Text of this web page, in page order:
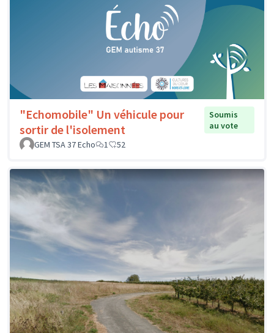
"Echomobile" Un véhicule pour
sortir de l'isolement
Soumis
au vote
GEM TSA 37 Echo
1 52